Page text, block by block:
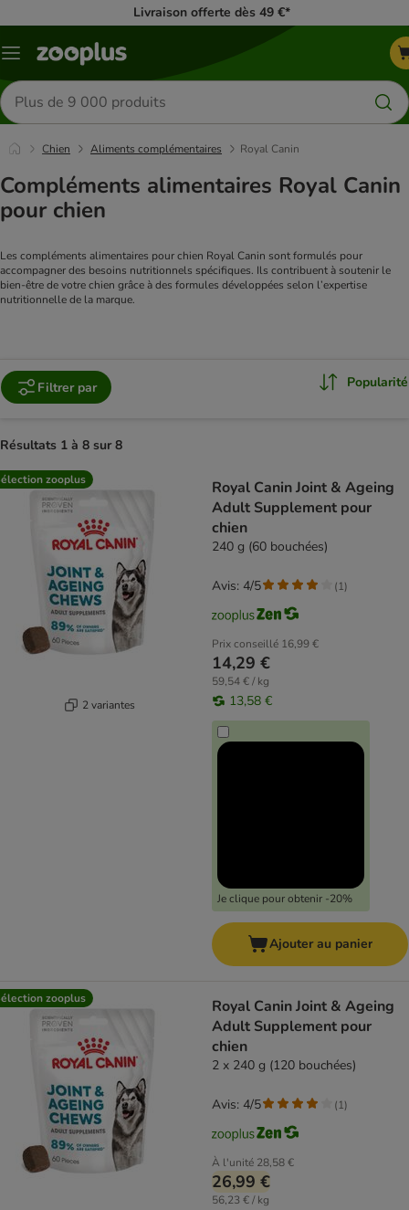
Livraison offerte dès 49 €*
Menu
Rechercher
des
produits
Chien Aliments complémentaires Royal Canin
Compléments alimentaires Royal Canin
pour chien
Les compléments alimentaires pour chien Royal Canin sont formulés pour
accompagner des besoins nutritionnels spécifiques. Ils contribuent à soutenir le
bien-être de votre chien grâce à des formules développées selon l’expertise
nutritionnelle de la marque.
Filtrer par Popularité
Résultats 1 à 8 sur 8
product items have been changed
zooplus
2 variantes
Royal Canin Joint & Ageing
Adult Supplement pour
chien
240 g (60 bouchées)
Prix conseillé 16,99 €
14,29 €
59,54 € / kg
13,58 €
Je clique pour obtenir -20%
Avis: 4/5 (1)
Ajouter au panier
zooplus
Royal Canin Joint & Ageing
Adult Supplement pour
chien
2 x 240 g (120 bouchées)
À l'unité 28,58 €
26,99 €
56,23 € / kg
Avis: 4/5 (1)